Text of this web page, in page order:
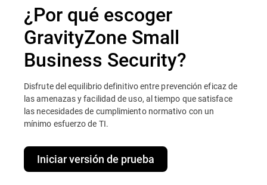
¿Por qué escoger
GravityZone Small
Business Security?
Disfrute del equilibrio definitivo entre prevención eficaz de
las amenazas y facilidad de uso, al tiempo que satisface
las necesidades de cumplimiento normativo con un
mínimo esfuerzo de TI.
Iniciar versión de prueba